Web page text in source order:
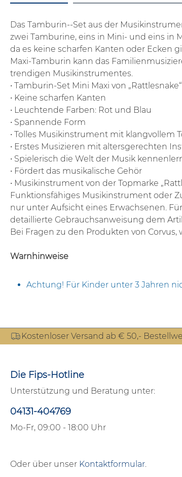
Das Tamburin--Set aus der
zwei Tamburine, eins in Mini- und eins in
da es keine scharfen Kanten oder Ecken
Maxi-Tamburin kann das
trendigen Musikinstrumentes.
• Tamburin-Set Mini Maxi von
• Keine scharfen Kanten
• Leuchtende Farben: Rot und Blau
• Spannende Form
• Tolles Musikinstrument mit klangvollem
• Erstes Musizieren mit altersgerechten
• Spielerisch die Welt der Musik
• Fördert das musikalische Gehör
• Musikinstrument von der Topmarke
Funktionsfähiges Musikinstrument oder
nur unter Aufsicht eines Erwachsenen.
detaillierte Gebrauchsanweisung dem
Bei Fragen zu den Produkten von
Warnhinweise
Achtung! Für Kinder unter 3 Jahren
Kostenloser Versand ab € 50,-
Die Fips-Hotline
Unterstützung und Beratung unter:
04131-404769
Mo-Fr, 09:00 - 18:00 Uhr
Oder über unser Kontaktformular.